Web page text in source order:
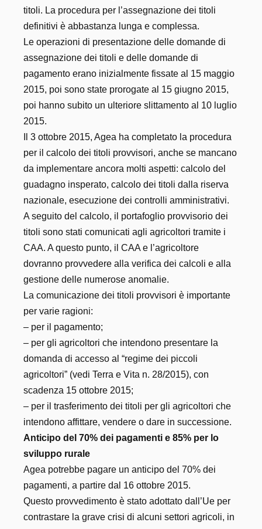
titoli. La procedura per l’assegnazione dei titoli
definitivi è abbastanza lunga e complessa.
Le operazioni di presentazione delle domande di
assegnazione dei titoli e delle domande di
pagamento erano inizialmente fissate al 15 maggio
2015, poi sono state prorogate al 15 giugno 2015,
poi hanno subito un ulteriore slittamento al 10 luglio
2015.
Il 3 ottobre 2015, Agea ha completato la procedura
per il calcolo dei titoli provvisori, anche se mancano
da implementare ancora molti aspetti: calcolo del
guadagno insperato, calcolo dei titoli dalla riserva
nazionale, esecuzione dei controlli amministrativi.
A seguito del calcolo, il portafoglio provvisorio dei
titoli sono stati comunicati agli agricoltori tramite i
CAA. A questo punto, il CAA e l’agricoltore
dovranno provvedere alla verifica dei calcoli e alla
gestione delle numerose anomalie.
La comunicazione dei titoli provvisori è importante
per varie ragioni:
– per il pagamento;
– per gli agricoltori che intendono presentare la
domanda di accesso al “regime dei piccoli
agricoltori” (vedi Terra e Vita n. 28/2015), con
scadenza 15 ottobre 2015;
– per il trasferimento dei titoli per gli agricoltori che
intendono affittare, vendere o dare in successione.
Anticipo del 70% dei pagamenti e 85% per lo
sviluppo rurale
Agea potrebbe pagare un anticipo del 70% dei
pagamenti, a partire dal 16 ottobre 2015.
Questo provvedimento è stato adottato dall’Ue per
contrastare la grave crisi di alcuni settori agricoli, in